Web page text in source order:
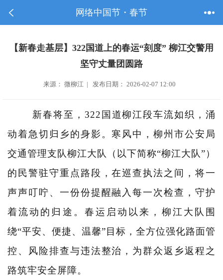
网络中国节・春节
【新春走基层】322国道上的春运“刻度” 柳江交警用
坚守丈量团圆路
来源： 微柳江 | 发布日期： 2026-02-07 12:00
新春将至，322国道柳江段车流如织，涌
动着急切归乡的身影。寒风中，柳州市公安局
交通管理支队柳江大队（以下简称“柳江大队”）
的民警驻守重点路段，在巡查执法之间，将一
声声叮咛、一份份提醒融入每一次检查，守护
着流动的归途。春运启动以来，柳江大队围
绕“平安、便捷、温馨”目标，全方位强化路面管
控、风险排查与违法整治，为群众返乡返程之
路筑牢安全屏障。